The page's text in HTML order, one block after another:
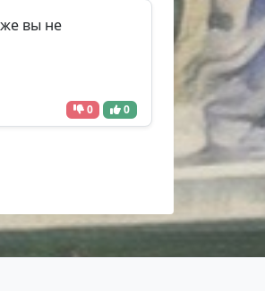
вы не
0 0